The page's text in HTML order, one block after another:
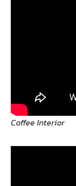
Coffee Interior